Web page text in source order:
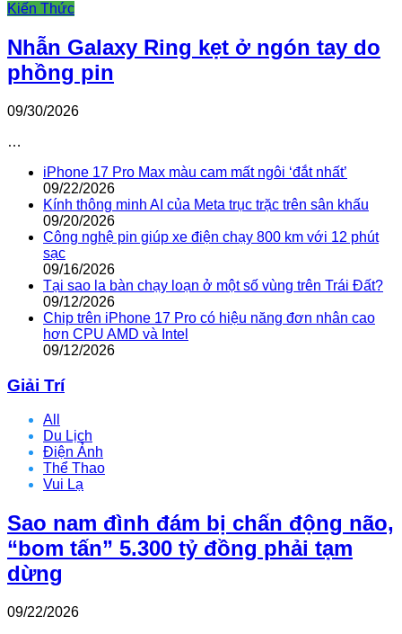
Kiến Thức
Nhẫn Galaxy Ring kẹt ở ngón tay do
phồng pin
09/30/2026
…
iPhone 17 Pro Max màu cam mất ngôi ‘đắt nhất’
09/22/2026
Kính thông minh AI của Meta trục trặc trên sân khấu
09/20/2026
Công nghệ pin giúp xe điện chạy 800 km với 12 phút
sạc
09/16/2026
Tại sao la bàn chạy loạn ở một số vùng trên Trái Đất?
09/12/2026
Chip trên iPhone 17 Pro có hiệu năng đơn nhân cao
hơn CPU AMD và Intel
09/12/2026
Giải Trí
All
Du Lịch
Điện Ảnh
Thể Thao
Vui Lạ
Sao nam đình đám bị chấn động não,
“bom tấn” 5.300 tỷ đồng phải tạm
dừng
09/22/2026